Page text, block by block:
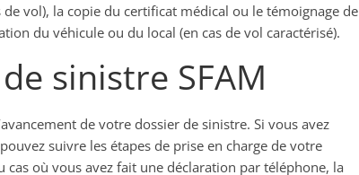
de vol), la copie du certificat médical ou le témoignage de
du véhicule ou du local (en cas de vol caractérisé).
sinistre SFAM
de votre dossier de sinistre. Si vous avez
suivre les étapes de prise en charge de votre
où vous avez fait une déclaration par téléphone, la